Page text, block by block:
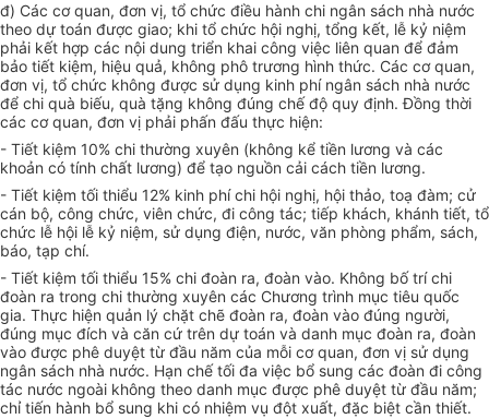
đ) Các cơ quan, đơn vị, tổ chức điều hành chi ngân sách nhà nước
theo dự toán được giao; khi tổ chức hội nghị, tổng kết, lễ kỷ niệm
phải kết hợp các nội dung triển khai công việc liên quan để đảm
bảo tiết kiệm, hiệu quả, không phô trương hình thức. Các cơ quan,
đơn vị, tổ chức không được sử dụng kinh phí ngân sách nhà nước
để chi quà biếu, quà tặng không đúng chế độ quy định. Đồng thời
các cơ quan, đơn vị phải phấn đấu thực hiện:
- Tiết kiệm 10% chi thường xuyên (không kể tiền lương và các
khoản có tính chất lương) để tạo nguồn cải cách tiền lương.
- Tiết kiệm tối thiểu 12% kinh phí chi hội nghị, hội thảo, toạ đàm; cử
cán bộ, công chức, viên chức, đi công tác; tiếp khách, khánh tiết, tổ
chức lễ hội lễ kỷ niệm, sử dụng điện, nước, văn phòng phẩm, sách,
báo, tạp chí.
- Tiết kiệm tối thiểu 15% chi đoàn ra, đoàn vào. Không bố trí chi
đoàn ra trong chi thường xuyên các Chương trình mục tiêu quốc
gia. Thực hiện quản lý chặt chẽ đoàn ra, đoàn vào đúng người,
đúng mục đích và căn cứ trên dự toán và danh mục đoàn ra, đoàn
vào được phê duyệt từ đầu năm của mỗi cơ quan, đơn vị sử dụng
ngân sách nhà nước. Hạn chế tối đa việc bổ sung các đoàn đi công
tác nước ngoài không theo danh mục được phê duyệt từ đầu năm;
chỉ tiến hành bổ sung khi có nhiệm vụ đột xuất, đặc biệt cần thiết.